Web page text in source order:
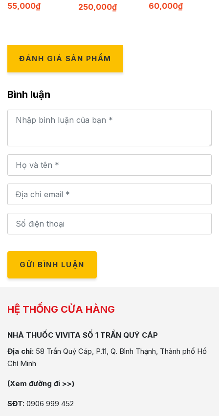
55,000₫ 250,000₫
60,000₫
ĐÁNH GIÁ SẢN PHẨM
Bình luận
GỬI BÌNH LUẬN
HỆ THỐNG CỬA HÀNG
NHÀ THUỐC VIVITA SỐ 1 TRẦN QUÝ CÁP
Địa chỉ: 58 Trần Quý Cáp, P.11, Q. Bình Thạnh, Thành phố Hồ
Chí Minh
(Xem đường đi >>)
SĐT: 0906 999 452